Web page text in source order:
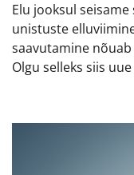
Elu jooksul
unistuste
saavutamine
Olgu selleks siis